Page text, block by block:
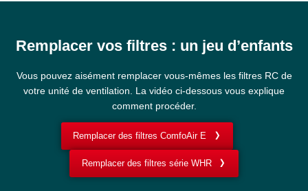
Remplacer vos filtres : un jeu d’enfants
Vous pouvez aisément remplacer vous-mêmes les filtres RC de
votre unité de ventilation. La vidéo ci-dessous vous explique
comment procéder.
Remplacer des filtres ComfoAir E
Remplacer des filtres série WHR